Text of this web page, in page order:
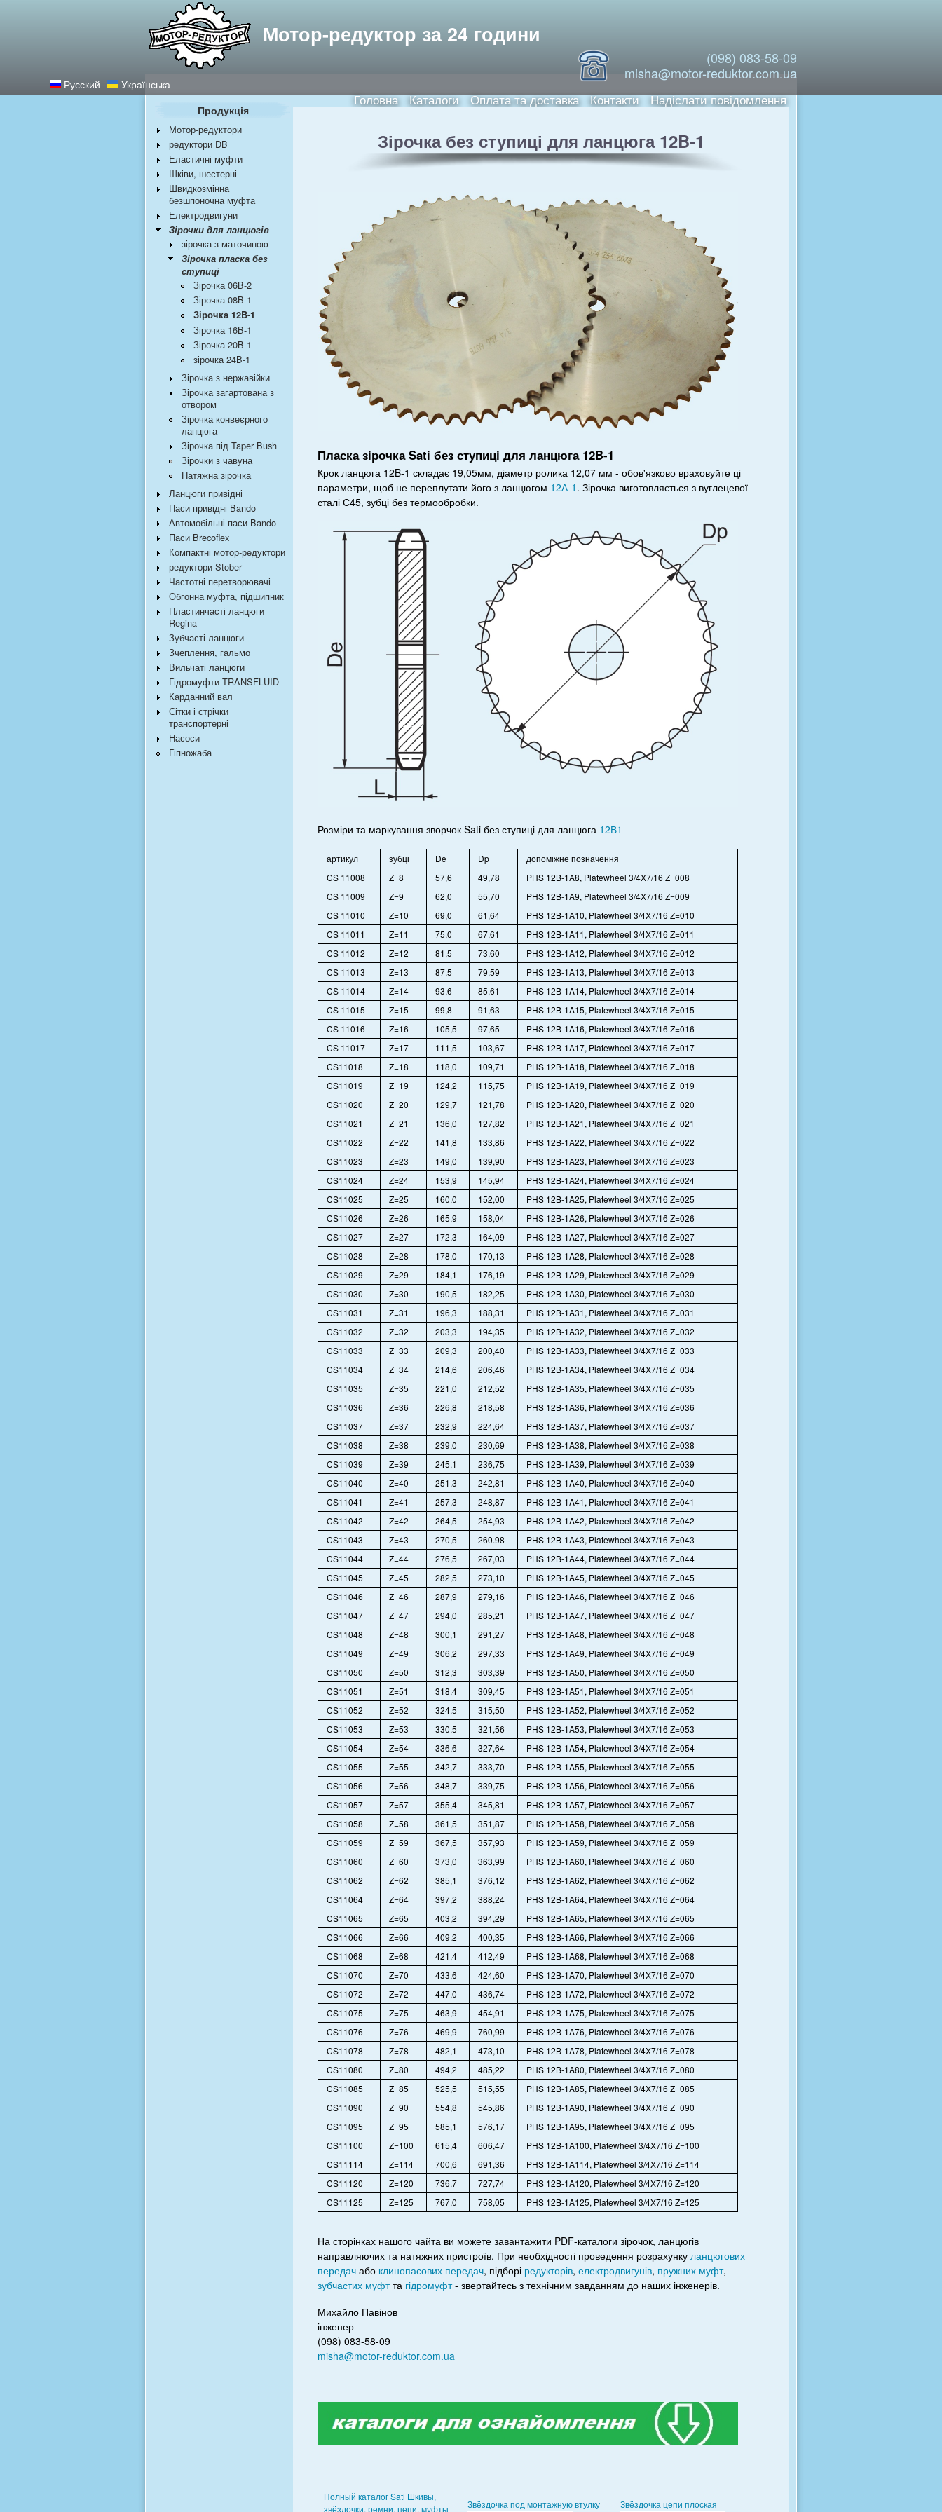
content
Найкращі редуктори та електродвигуни
Мотор-редуктор за 24 години
(098) 083-58-09
misha@motor-reduktor.com.ua
Русский Українська
Main menu
Головна Каталоги Оплата та доставка Контакти Надіслати повідомлення
Продукція
Мотор-редуктори
редуктори DB
Еластичні муфти
Шківи, шестерні
Швидкозмінна
безшпоночна муфта
Електродвигуни
Зірочки для ланцюгів
зірочка з маточиною
Зірочка пласка без
ступиці
Зірочка 06B-2
Зірочка 08B-1
Зірочка 12B-1
Зірочка 16B-1
Зірочка 20B-1
зірочка 24B-1
Зірочка з нержавійки
Зірочка загартована з
отвором
Зірочка конвеєрного
ланцюга
Зірочка під Taper Bush
Зірочки з чавуна
Натяжна зірочка
Ланцюги привідні
Паси привідні Bando
Автомобільні паси Bando
Паси Brecoflex
Компактні мотор-редуктори
редуктори Stober
Частотні перетворювачі
Обгонна муфта, підшипник
Пластинчасті ланцюги
Regina
Зубчасті ланцюги
Зчеплення, гальмо
Вильчаті ланцюги
Гідромуфти TRANSFLUID
Карданний вал
Сітки і стрічки
транспортерні
Насоси
Гіпножаба
Зірочка без ступиці для ланцюга 12B-1
Пласка зірочка Sati без ступиці для ланцюга 12B-1
Крок ланцюга 12B-1 складає 19,05мм, діаметр ролика 12,07 мм - обов'язково враховуйте ці
параметри, щоб не переплутати його з ланцюгом 12А-1 . Зірочка виготовляється з вуглецевої
сталі С45, зубці без термообробки.
Розміри та маркування зворчок Sati без ступиці для ланцюга 12В1
артикул зубці De Dp
допоміжне позначення
CS 11008
Z=8 57,6 49,78
PHS 12B-1A8, Platewheel 3/4X7/16 Z=008
CS 11009
Z=9 62,0 55,70
PHS 12B-1A9, Platewheel 3/4X7/16 Z=009
CS 11010
Z=10 69,0 61,64
PHS 12B-1A10, Platewheel 3/4X7/16 Z=010
CS 11011
Z=11 75,0 67,61
PHS 12B-1A11, Platewheel 3/4X7/16 Z=011
CS 11012
Z=12 81,5 73,60
PHS 12B-1A12, Platewheel 3/4X7/16 Z=012
CS 11013
Z=13 87,5 79,59
PHS 12B-1A13, Platewheel 3/4X7/16 Z=013
CS 11014
Z=14 93,6 85,61
PHS 12B-1A14, Platewheel 3/4X7/16 Z=014
CS 11015
Z=15 99,8 91,63
PHS 12B-1A15, Platewheel 3/4X7/16 Z=015
CS 11016
Z=16 105,5 97,65
PHS 12B-1A16, Platewheel 3/4X7/16 Z=016
CS 11017
Z=17 111,5 103,67
PHS 12B-1A17, Platewheel 3/4X7/16 Z=017
CS11018
Z=18 118,0 109,71
PHS 12B-1A18, Platewheel 3/4X7/16 Z=018
CS11019
Z=19 124,2 115,75
PHS 12B-1A19, Platewheel 3/4X7/16 Z=019
CS11020
Z=20 129,7 121,78
PHS 12B-1A20, Platewheel 3/4X7/16 Z=020
CS11021
Z=21 136,0 127,82
PHS 12B-1A21, Platewheel 3/4X7/16 Z=021
CS11022
Z=22 141,8 133,86
PHS 12B-1A22, Platewheel 3/4X7/16 Z=022
CS11023
Z=23 149,0 139,90
PHS 12B-1A23, Platewheel 3/4X7/16 Z=023
CS11024
Z=24 153,9 145,94
PHS 12B-1A24, Platewheel 3/4X7/16 Z=024
CS11025
Z=25 160,0 152,00
PHS 12B-1A25, Platewheel 3/4X7/16 Z=025
CS11026
Z=26 165,9 158,04
PHS 12B-1A26, Platewheel 3/4X7/16 Z=026
CS11027
Z=27 172,3 164,09
PHS 12B-1A27, Platewheel 3/4X7/16 Z=027
CS11028
Z=28 178,0 170,13
PHS 12B-1A28, Platewheel 3/4X7/16 Z=028
CS11029
Z=29 184,1 176,19
PHS 12B-1A29, Platewheel 3/4X7/16 Z=029
CS11030
Z=30 190,5 182,25
PHS 12B-1A30, Platewheel 3/4X7/16 Z=030
CS11031
Z=31 196,3 188,31
PHS 12B-1A31, Platewheel 3/4X7/16 Z=031
CS11032
Z=32 203,3 194,35
PHS 12B-1A32, Platewheel 3/4X7/16 Z=032
CS11033
Z=33 209,3 200,40
PHS 12B-1A33, Platewheel 3/4X7/16 Z=033
CS11034
Z=34 214,6 206,46
PHS 12B-1A34, Platewheel 3/4X7/16 Z=034
CS11035
Z=35 221,0 212,52
PHS 12B-1A35, Platewheel 3/4X7/16 Z=035
CS11036
Z=36 226,8 218,58
PHS 12B-1A36, Platewheel 3/4X7/16 Z=036
CS11037
Z=37 232,9 224,64
PHS 12B-1A37, Platewheel 3/4X7/16 Z=037
CS11038
Z=38 239,0 230,69
PHS 12B-1A38, Platewheel 3/4X7/16 Z=038
CS11039
Z=39 245,1 236,75
PHS 12B-1A39, Platewheel 3/4X7/16 Z=039
CS11040
Z=40 251,3 242,81
PHS 12B-1A40, Platewheel 3/4X7/16 Z=040
CS11041
Z=41 257,3 248,87
PHS 12B-1A41, Platewheel 3/4X7/16 Z=041
CS11042
Z=42 264,5 254,93
PHS 12B-1A42, Platewheel 3/4X7/16 Z=042
CS11043
Z=43 270,5 260.98
PHS 12B-1A43, Platewheel 3/4X7/16 Z=043
CS11044
Z=44 276,5 267,03
PHS 12B-1A44, Platewheel 3/4X7/16 Z=044
CS11045
Z=45 282,5 273,10
PHS 12B-1A45, Platewheel 3/4X7/16 Z=045
CS11046
Z=46 287,9 279,16
PHS 12B-1A46, Platewheel 3/4X7/16 Z=046
CS11047
Z=47 294,0 285,21
PHS 12B-1A47, Platewheel 3/4X7/16 Z=047
CS11048
Z=48 300,1 291,27
PHS 12B-1A48, Platewheel 3/4X7/16 Z=048
CS11049
Z=49 306,2 297,33
PHS 12B-1A49, Platewheel 3/4X7/16 Z=049
CS11050
Z=50 312,3 303,39
PHS 12B-1A50, Platewheel 3/4X7/16 Z=050
CS11051
Z=51 318,4 309,45
PHS 12B-1A51, Platewheel 3/4X7/16 Z=051
CS11052
Z=52 324,5 315,50
PHS 12B-1A52, Platewheel 3/4X7/16 Z=052
CS11053
Z=53 330,5 321,56
PHS 12B-1A53, Platewheel 3/4X7/16 Z=053
CS11054
Z=54 336,6 327,64
PHS 12B-1A54, Platewheel 3/4X7/16 Z=054
CS11055
Z=55 342,7 333,70
PHS 12B-1A55, Platewheel 3/4X7/16 Z=055
CS11056
Z=56 348,7 339,75
PHS 12B-1A56, Platewheel 3/4X7/16 Z=056
CS11057
Z=57 355,4 345,81
PHS 12B-1A57, Platewheel 3/4X7/16 Z=057
CS11058
Z=58 361,5 351,87
PHS 12B-1A58, Platewheel 3/4X7/16 Z=058
CS11059
Z=59 367,5 357,93
PHS 12B-1A59, Platewheel 3/4X7/16 Z=059
CS11060
Z=60 373,0 363,99
PHS 12B-1A60, Platewheel 3/4X7/16 Z=060
CS11062
Z=62 385,1 376,12
PHS 12B-1A62, Platewheel 3/4X7/16 Z=062
CS11064
Z=64 397,2 388,24
PHS 12B-1A64, Platewheel 3/4X7/16 Z=064
CS11065
Z=65 403,2 394,29
PHS 12B-1A65, Platewheel 3/4X7/16 Z=065
CS11066
Z=66 409,2 400,35
PHS 12B-1A66, Platewheel 3/4X7/16 Z=066
CS11068
Z=68 421,4 412,49
PHS 12B-1A68, Platewheel 3/4X7/16 Z=068
CS11070
Z=70 433,6 424,60
PHS 12B-1A70, Platewheel 3/4X7/16 Z=070
CS11072
Z=72 447,0 436,74
PHS 12B-1A72, Platewheel 3/4X7/16 Z=072
CS11075
Z=75 463,9 454,91
PHS 12B-1A75, Platewheel 3/4X7/16 Z=075
CS11076
Z=76 469,9 760,99
PHS 12B-1A76, Platewheel 3/4X7/16 Z=076
CS11078
Z=78 482,1 473,10
PHS 12B-1A78, Platewheel 3/4X7/16 Z=078
CS11080
Z=80 494,2 485,22
PHS 12B-1A80, Platewheel 3/4X7/16 Z=080
CS11085
Z=85 525,5 515,55
PHS 12B-1A85, Platewheel 3/4X7/16 Z=085
CS11090
Z=90 554,8 545,86
PHS 12B-1A90, Platewheel 3/4X7/16 Z=090
CS11095
Z=95 585,1 576,17
PHS 12B-1A95, Platewheel 3/4X7/16 Z=095
CS11100
Z=100 615,4 606,47
PHS 12B-1A100, Platewheel 3/4X7/16 Z=100
CS11114
Z=114 700,6 691,36
PHS 12B-1A114, Platewheel 3/4X7/16 Z=114
CS11120
Z=120 736,7 727,74
PHS 12B-1A120, Platewheel 3/4X7/16 Z=120
CS11125
Z=125 767,0 758,05 PHS 12B-1A125, Platewheel 3/4X7/16 Z=125
На сторінках нашого чайта ви можете завантажити PDF-каталоги зірочок, ланцюгів
направляючих та натяжних пристроїв. При необхідності проведення розрахунку ланцюгових
передач або клинопасових передач, підборі редукторів, електродвигунів, пружних муфт,
зубчастих муфтта гідромуфт- звертайтесь з технічним завданням до наших інженерів.
Михайло Павінов
інженер
(098) 083-58-09
misha@motor-reduktor.com.ua
Полный каталог Sati Шкивы,
звёздочки, ремни, цепи, муфты
Звёздочка под монтажную втулку Звёздочка цепи плоская